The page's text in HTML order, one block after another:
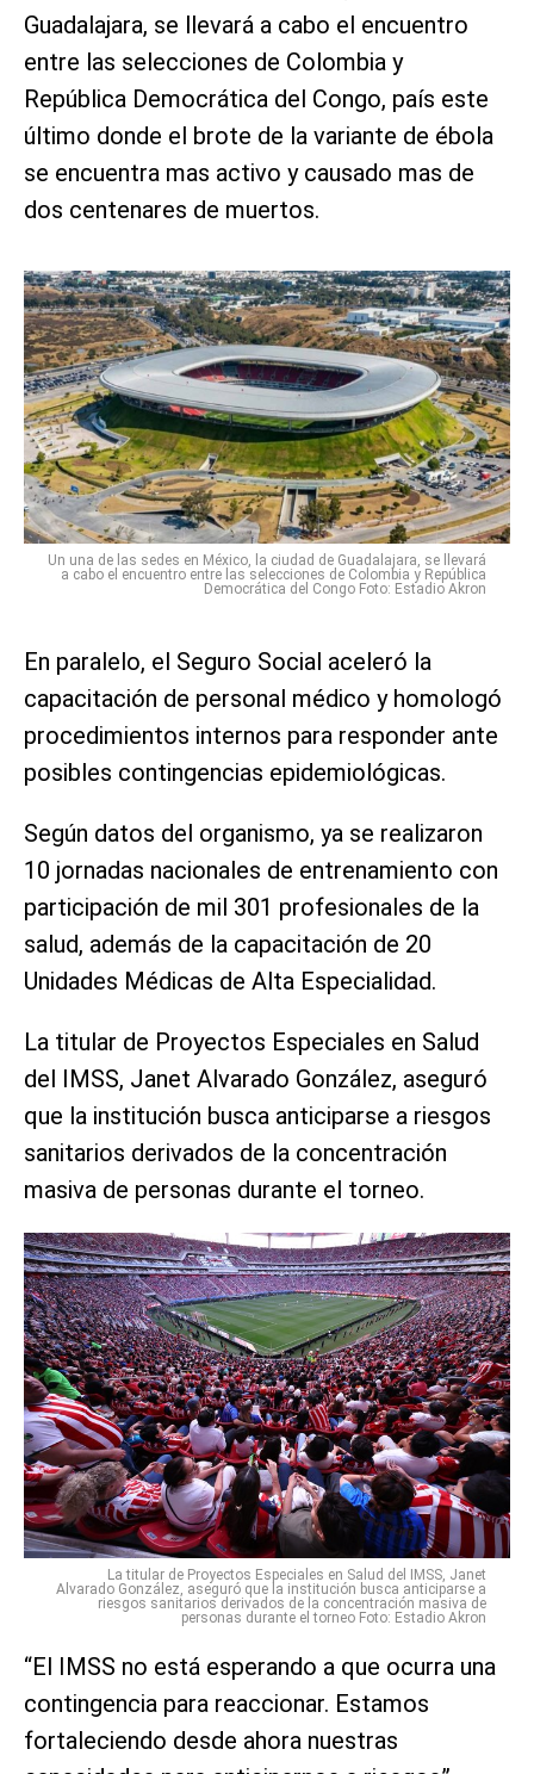
Guadalajara, se llevará a cabo el encuentro
entre las selecciones de Colombia y
República Democrática del Congo, país este
último donde el brote de la variante de ébola
se encuentra mas activo y causado mas de
dos centenares de muertos.
Un una de las sedes en México, la ciudad de Guadalajara, se llevará
a cabo el encuentro entre las selecciones de Colombia y República
Democrática del Congo Foto: Estadio Akron
En paralelo, el Seguro Social aceleró la
capacitación de personal médico y homologó
procedimientos internos para responder ante
posibles contingencias epidemiológicas.
Según datos del organismo, ya se realizaron
10 jornadas nacionales de entrenamiento con
participación de mil 301 profesionales de la
salud, además de la capacitación de 20
Unidades Médicas de Alta Especialidad.
La titular de Proyectos Especiales en Salud
del IMSS, Janet Alvarado González, aseguró
que la institución busca anticiparse a riesgos
sanitarios derivados de la concentración
masiva de personas durante el torneo.
La titular de Proyectos Especiales en Salud del IMSS, Janet
Alvarado González, aseguró que la institución busca anticiparse a
riesgos sanitarios derivados de la concentración masiva de
personas durante el torneo Foto: Estadio Akron
“El IMSS no está esperando a que ocurra una
contingencia para reaccionar. Estamos
fortaleciendo desde ahora nuestras